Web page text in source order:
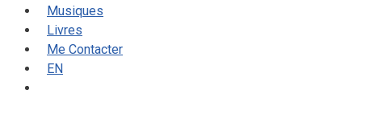
Musiques
Livres
Me Contacter
EN